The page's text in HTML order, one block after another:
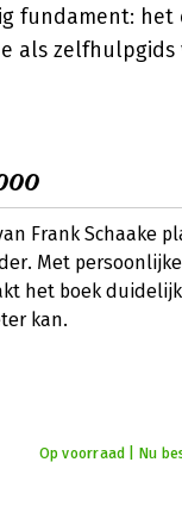
fundament: het
als
Frank Schaake
Met
het boek
kan.
Op voorraad | Nu